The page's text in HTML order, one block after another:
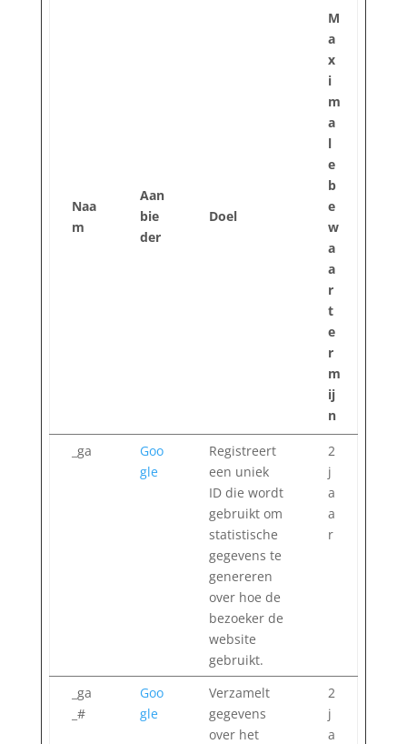
Naa
m
Aan
bie
der
Doel
M
a
x
i
m
a
l
e
b
e
w
a
a
r
t
e
r
m
ij
n
_ga
Goo
gle
Registreert
een uniek
ID die wordt
gebruikt om
statistische
gegevens te
genereren
over hoe de
bezoeker de
website
gebruikt.
2
j
a
a
r
_ga
_#
Goo
gle
Verzamelt
gegevens
over het
2
j
a